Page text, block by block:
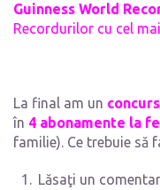
Guinness World
Recordurilor cu cel
La final am un concurs
în 4 abonamente la
familie). Ce trebuie să
Lăsaţi un